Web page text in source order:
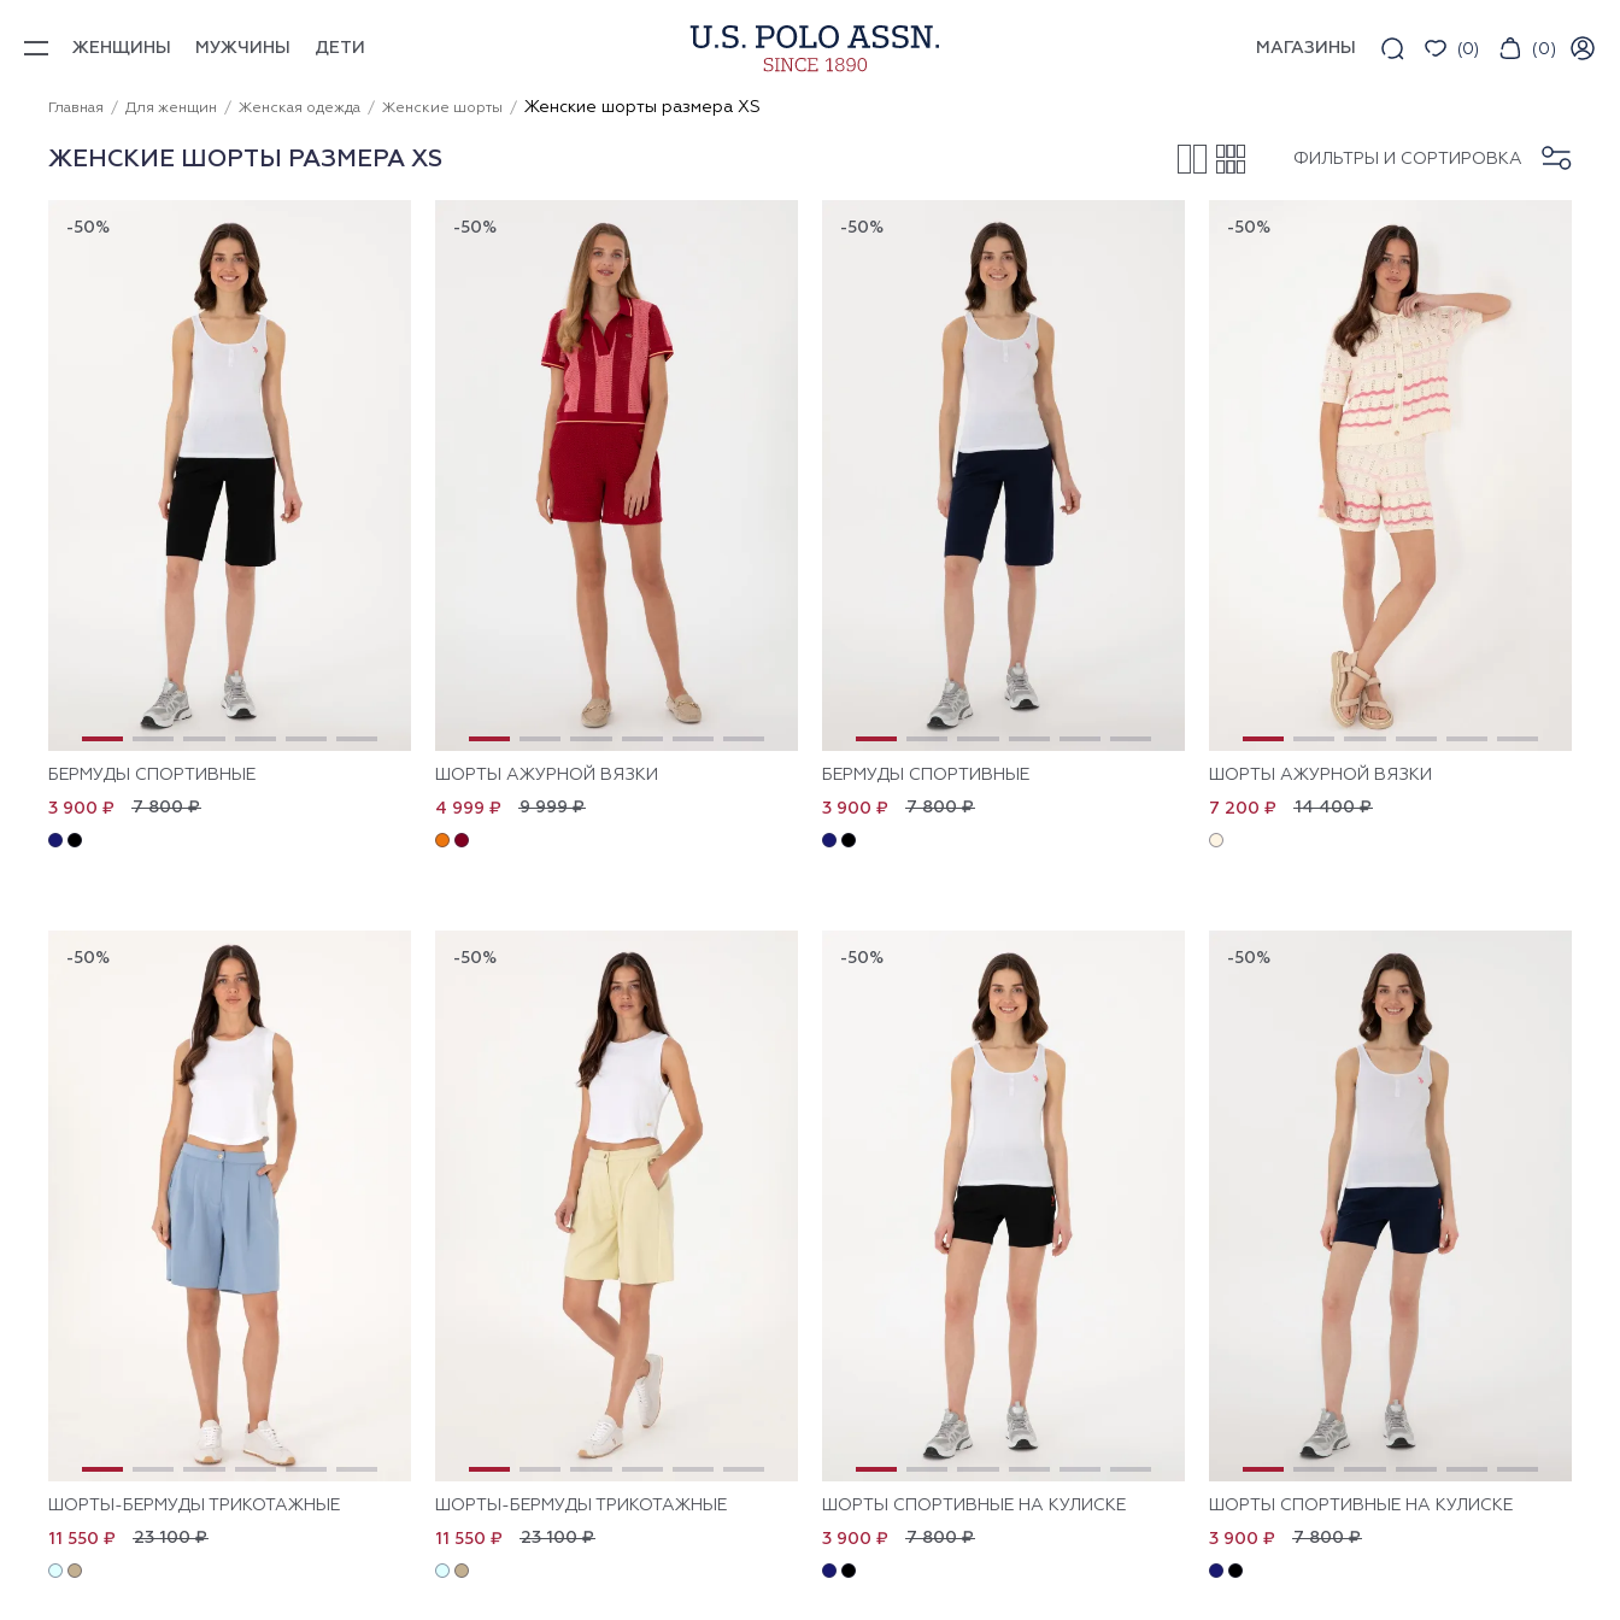
ЖЕНЩИНЫ МУЖЧИНЫ ДЕТИ МАГАЗИНЫ (0) (0)
Главная Для женщин Женская одежда Женские шорты Женские шорты размера XS
ЖЕНСКИЕ ШОРТЫ РАЗМЕРА XS ФИЛЬТРЫ И СОРТИРОВКА
-50%
БЕРМУДЫ СПОРТИВНЫЕ
7 800 ₽
3 900 ₽
-50%
ШОРТЫ АЖУРНОЙ ВЯЗКИ
9 999 ₽
4 999 ₽
-50%
БЕРМУДЫ СПОРТИВНЫЕ
7 800 ₽
3 900 ₽
-50%
ШОРТЫ АЖУРНОЙ ВЯЗКИ
14 400 ₽
7 200 ₽
-50%
ШОРТЫ-БЕРМУДЫ ТРИКОТАЖНЫЕ
23 100 ₽
11 550 ₽
-50%
ШОРТЫ-БЕРМУДЫ ТРИКОТАЖНЫЕ
23 100 ₽
11 550 ₽
-50%
ШОРТЫ СПОРТИВНЫЕ НА КУЛИСКЕ
7 800 ₽
3 900 ₽
-50%
ШОРТЫ СПОРТИВНЫЕ НА КУЛИСКЕ
7 800 ₽
3 900 ₽